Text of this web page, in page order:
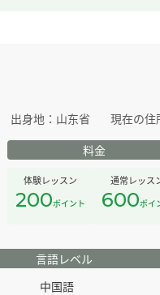
出身地： 山东省 現在の住
料金
体験レッスン
200ポイント
通常レッス
600ポイ
言語レベル
中国語